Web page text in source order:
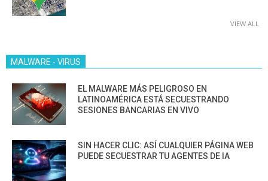
VIEW ALL
MALWARE - VIRUS
EL MALWARE MÁS PELIGROSO EN
LATINOAMÉRICA ESTÁ SECUESTRANDO
SESIONES BANCARIAS EN VIVO
SIN HACER CLIC: ASÍ CUALQUIER PÁGINA WEB
PUEDE SECUESTRAR TU AGENTES DE IA